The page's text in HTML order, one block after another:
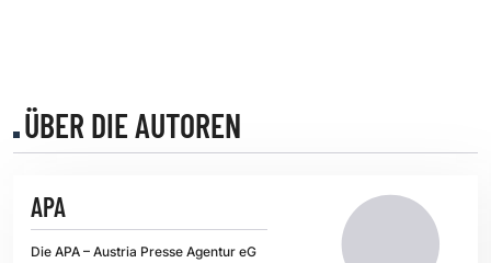
ÜBER DIE AUTOREN
APA
Die APA – Austria Presse Agentur eG